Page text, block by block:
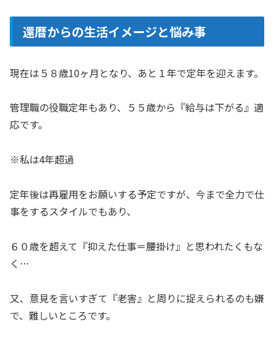
還暦からの生活イメージと悩み事
現在は５８歳10ヶ月となり、あと１年で定年を迎えます。
管理職の役職定年もあり、５５歳から『給与は下がる』適
応です。
※私は4年超過
定年後は再雇用をお願いする予定ですが、今まで全力で仕
事をするスタイルでもあり、
６０歳を超えて『抑えた仕事＝腰掛け』と思われたくもな
く…
又、意見を言いすぎて『老害』と周りに捉えられるのも嫌
で、難しいところです。